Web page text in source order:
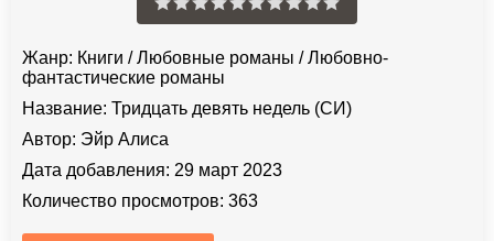
Жанр: Книги /Любовные романы /Любовно-
фантастические романы
Название: Тридцать девять недель (СИ)
Автор: Эйр Алиса
Дата добавления: 29 март 2023
Количество просмотров: 363